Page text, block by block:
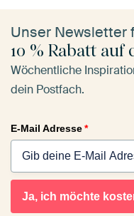
Unser Newsletter
10 % Rabatt
Wöchentliche
dein Postfach.
E-Mail Adresse*
Ja, ich möchte